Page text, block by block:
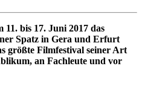
bis 17. Juni 2017 das
Spatz in Gera und Erfurt
größte Filmfestival seiner Art
an Fachleute und vor